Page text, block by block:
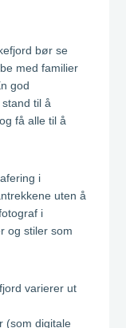
bør se
med familier
god
til å
få alle til å
i
uten å
i
og stiler som
varierer ut
(som digitale